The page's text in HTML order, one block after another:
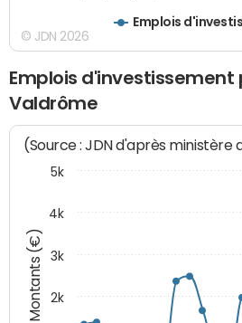
Emplois
© JDN 2026
Emplois
Valdrôme
Montants (€)
(Source : JDN d'après ministère
2k
3k
4k
5k